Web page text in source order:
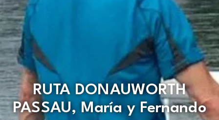
RUTA DONAUWORTH
PASSAU, María y Fernando